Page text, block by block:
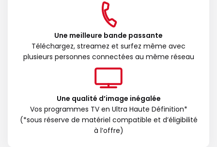
Une meilleure bande passante
Téléchargez, streamez et surfez même avec
plusieurs personnes connectées au même réseau
Une qualité d’image inégalée
Vos programmes TV en Ultra Haute Définition*
(*sous réserve de matériel compatible et d’éligibilité
à l’offre)